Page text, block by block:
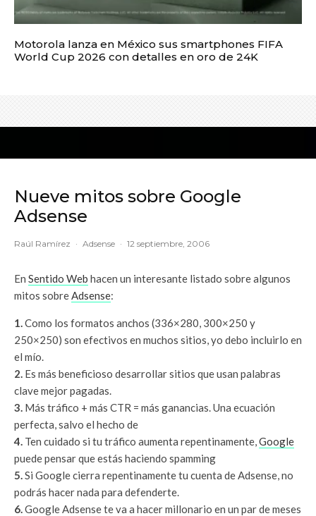
Motorola lanza en México sus smartphones FIFA
World Cup 2026 con detalles en oro de 24K
Nueve mitos sobre Google
Adsense
Raúl Ramírez · Adsense · 12 septiembre, 2006
En Sentido Web hacen un interesante listado sobre algunos
mitos sobreAdsense:
1.Como los formatos anchos (336×280, 300×250 y
250×250) son efectivos en muchos sitios, yo debo incluirlo en
el mío.
2. Es más beneficioso desarrollar sitios que usan palabras
clave mejor pagadas.
3. Más tráfico + más CTR = más ganancias. Una ecuación
perfecta, salvo el hecho de
4. Ten cuidado si tu tráfico aumenta repentinamente,Google
puede pensar que estás haciendo spamming
5.Si Google cierra repentinamente tu cuenta de Adsense, no
podrás hacer nada para defenderte.
6.Google Adsense te va a hacer millonario en un par de meses